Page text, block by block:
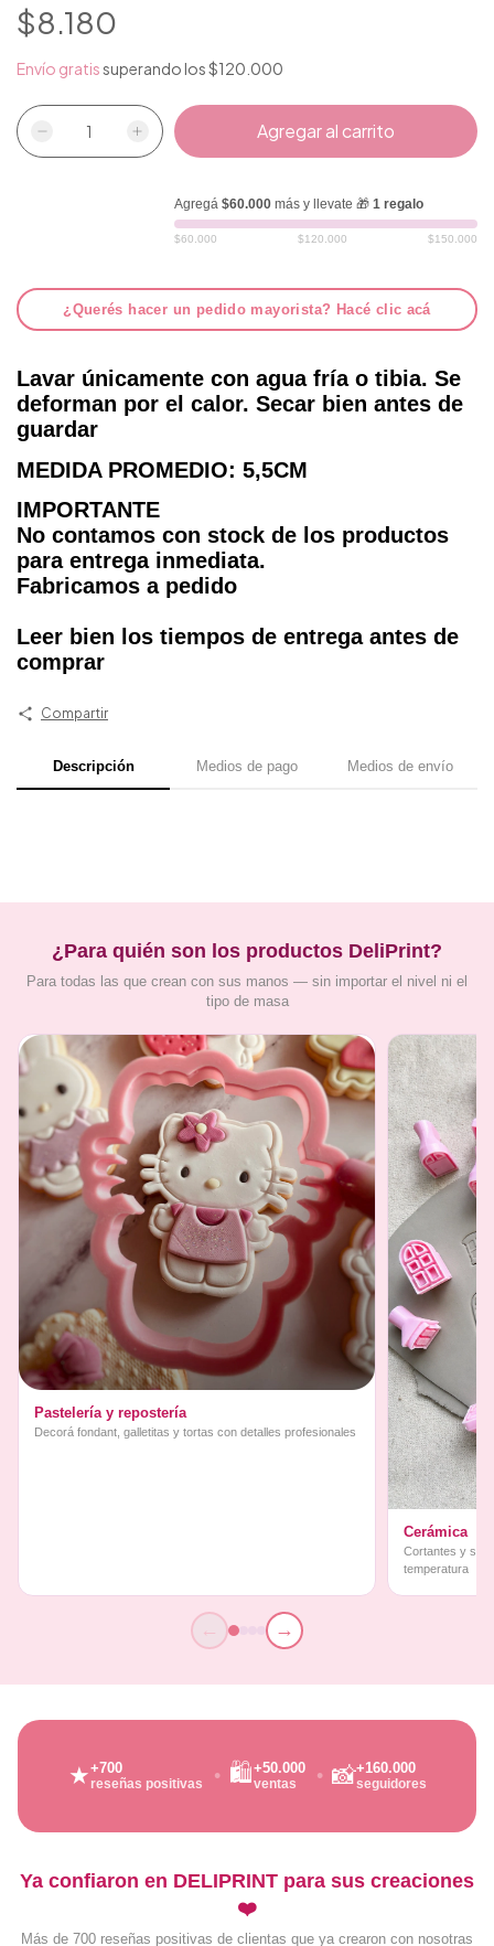
$8.180
Envío gratissuperando los$120.000
Agregá $60.000más y llevate 🎁 1 regalo
$60.000 $120.000 $150.000
¿Querés hacer un pedido mayorista? Hacé clic acá
Lavar únicamente con agua fría o tibia. Se
deforman por el calor. Secar bien antes de
guardar
MEDIDA PROMEDIO: 5,5CM
IMPORTANTE
No contamos con stock de los productos
para entrega inmediata.
Fabricamos a pedido
Leer bien los tiempos de entrega antes de
comprar
Compartir
Descripción Medios de pago Medios de envío
¿Para quién son los productos DeliPrint?
Para todas las que crean con sus manos — sin importar el nivel ni el
tipo de masa
Pastelería y repostería
Decorá fondant, galletitas y tortas con detalles profesionales
Cerámica
Cortantes y
temperatura
← →
★+700
reseñas positivas 🛍️+50.000
ventas 📸+160.000
seguidores
Ya confiaron en DELIPRINT para sus creaciones
❤️
Más de 700 reseñas positivas de clientas que ya crearon con nosotras